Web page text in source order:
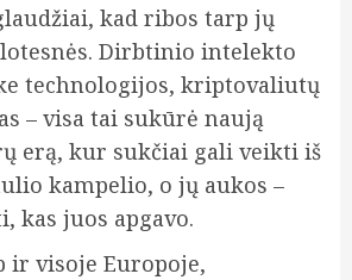
kad ribos tarp jų
Dirbtinio intelekto
technologijos, kriptovaliutų
– visa tai sukūrė naują
erą, kur sukčiai gali veikti iš
kampelio, o jų aukos –
kas juos apgavo.
ir visoje Europoje,